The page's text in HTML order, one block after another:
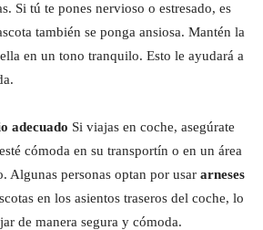
Si tú te pones nervioso o estresado, es
también se ponga ansiosa. Mantén la
en un tono tranquilo. Esto le ayudará a
adecuado Si viajas en coche, asegúrate
cómoda en su transportín o en un área
Algunas personas optan por usar arneses
en los asientos traseros del coche, lo
de manera segura y cómoda.